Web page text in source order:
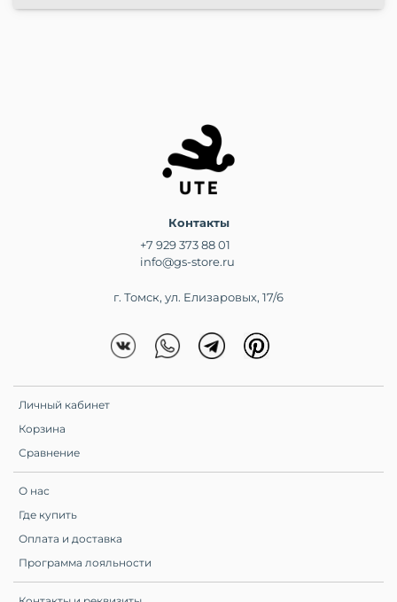
Личный кабинет
Корзина
Сравнение
О нас
Где купить
Оплата и доставка
Программа лояльности
Контакты
+7 929 373 88 01
info@gs-store.ru
г. Томск, ул. Елизаровых, 17/6